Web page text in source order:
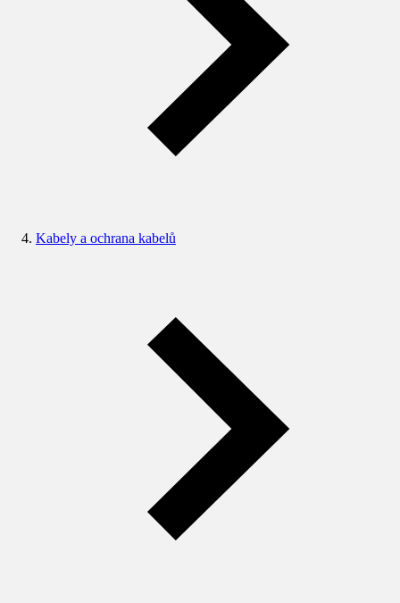
Kabely a ochrana kabelů